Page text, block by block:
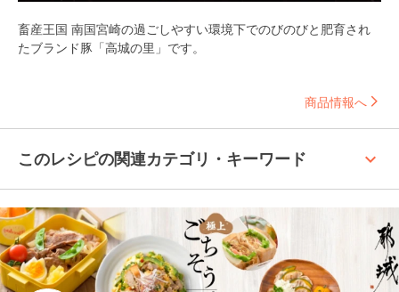
畜産王国 南国宮崎の過ごしやすい環境下でのびのびと肥育され
たブランド豚「高城の里」です。
商品情報へ
このレシピの関連カテゴリ・キーワード keyboard_arrow_up